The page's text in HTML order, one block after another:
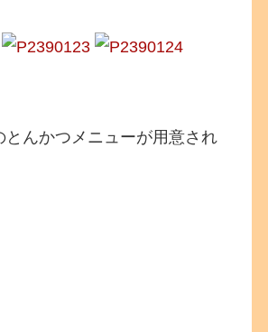
とんかつメニューが用意され